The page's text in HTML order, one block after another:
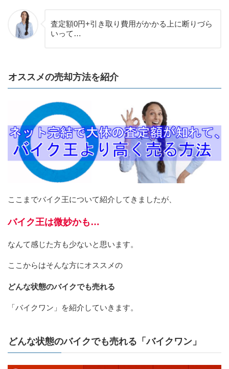
査定額0円+引き取り費用がかかる上に断りづら
いって…
オススメの売却方法を紹介
ここまでバイク王について紹介してきましたが、
バイク王は微妙かも…
なんて感じた方も少ないと思います。
ここからはそんな方にオススメの
どんな状態のバイクでも売れる
「バイクワン」を紹介していきます。
どんな状態のバイクでも売れる「バイクワン」